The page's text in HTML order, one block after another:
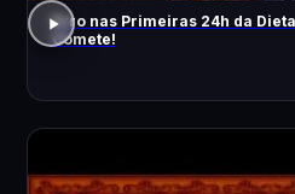
Erro nas Primeiras 24h da
Comete!